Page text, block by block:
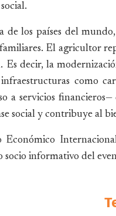
de los países del
El agricultor
Es decir, la
como
a servicios
social y contribuye al
socio informativo del